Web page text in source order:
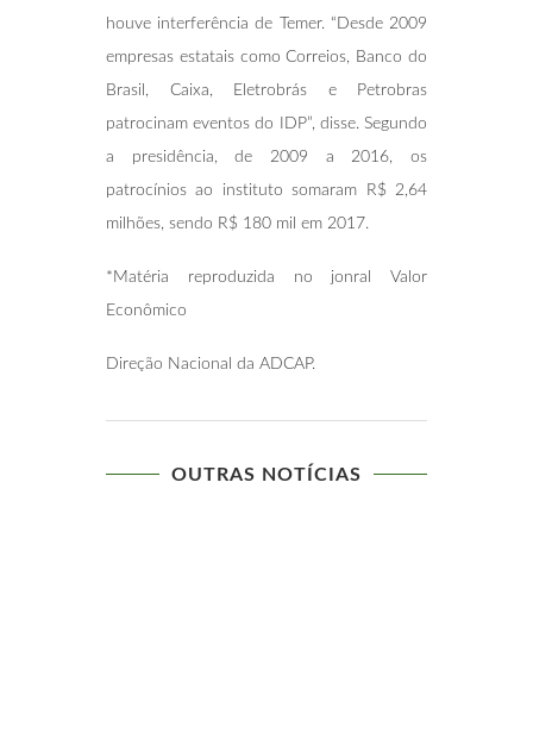
houve interferência de Temer. “Desde 2009
empresas estatais como Correios, Banco do
Brasil, Caixa, Eletrobrás e Petrobras
patrocinam eventos do IDP”, disse. Segundo
a presidência, de 2009 a 2016, os
patrocínios ao instituto somaram R$ 2,64
milhões, sendo R$ 180 mil em 2017.
*Matéria reproduzida no jonral Valor
Econômico
Direção Nacional da ADCAP.
OUTRAS NOTÍCIAS